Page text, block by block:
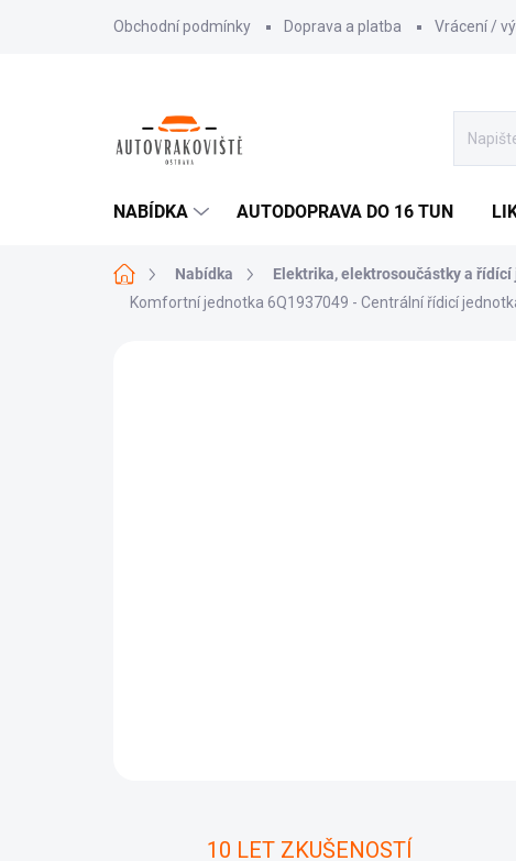
Obchodní podmínky Doprava a platba Vrácení /
NABÍDKA AUTODOPRAVA DO 16 TUN
Domů Nabídka Elektrika, elektrosoučástky a řídící
Komfortní jednotka 6Q1937049 - Centrální řídicí
10 LET ZKUŠENOSTÍ